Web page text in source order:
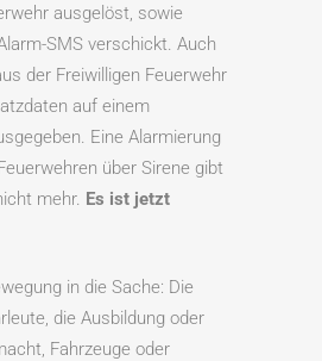
ausgelöst, sowie
SMS verschickt. Auch
der Freiwilligen Feuerwehr
auf einem
Eine Alarmierung
über Sirene gibt
mehr. Es ist jetzt
in die Sache: Die
die Ausbildung oder
Fahrzeuge oder